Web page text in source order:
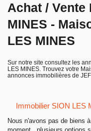
Faire gérer
Estimer
Entreprise
Nos agences
Achat / Vente
MINES -
LES MINES
Sur notre site consultez les
LES MINES. Trouvez votre
annonces immobilières de
Immobilier SION LES
Nous n'avons pas de biens
moment , plusieurs options